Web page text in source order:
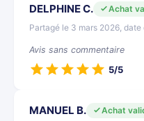
DELPHINE C.
Achat
Partagé le 3 mars 2026,
Avis sans commentaire
5/5
MANUEL B.
Achat